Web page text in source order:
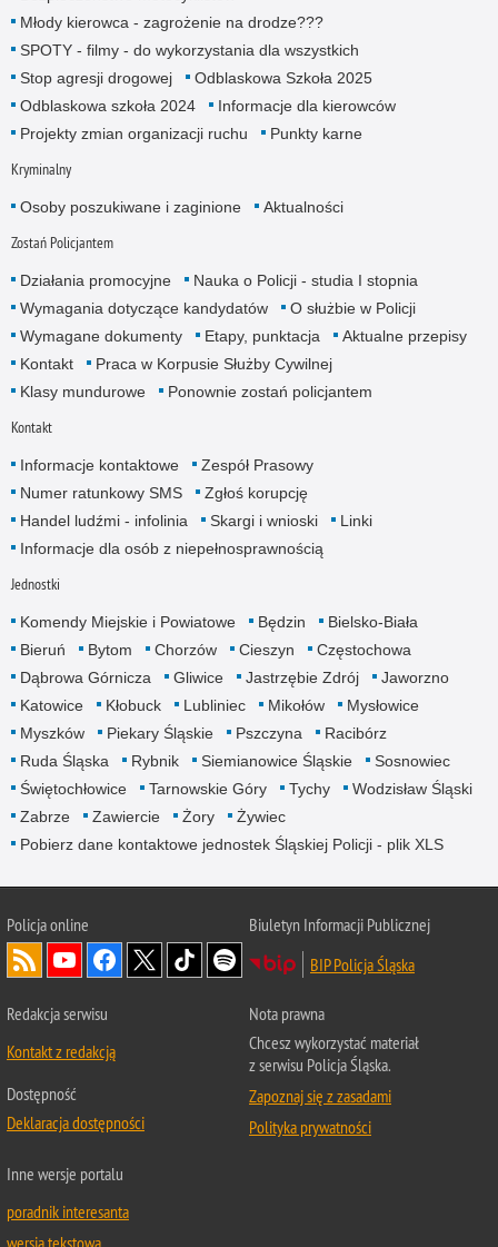
Młody kierowca - zagrożenie na drodze???
SPOTY - filmy - do wykorzystania dla wszystkich
Stop agresji drogowej
Odblaskowa Szkoła 2025
Odblaskowa szkoła 2024
Informacje dla kierowców
Projekty zmian organizacji ruchu
Punkty karne
Kryminalny
Osoby poszukiwane i zaginione Aktualności
Zostań Policjantem
Działania promocyjne
Nauka o Policji - studia I stopnia
Wymagania dotyczące kandydatów
O służbie w Policji
Wymagane dokumenty
Etapy, punktacja
Aktualne przepisy
Kontakt
Praca w Korpusie Służby Cywilnej
Klasy mundurowe
Ponownie zostań policjantem
Kontakt
Informacje kontaktowe
Zespół Prasowy
Numer ratunkowy SMS
Zgłoś korupcję
Handel ludźmi - infolinia
Skargi i wnioski
Linki
Informacje dla osób z niepełnosprawnością
Jednostki
Komendy Miejskie i Powiatowe Będzin
Bielsko-Biała
Bieruń
Bytom Chorzów Cieszyn
Częstochowa
Dąbrowa Górnicza
Gliwice Jastrzębie Zdrój
Jaworzno
Katowice
Kłobuck Lubliniec Mikołów
Mysłowice
Myszków
Piekary Śląskie Pszczyna
Racibórz
Ruda Śląska
Rybnik Siemianowice Śląskie
Sosnowiec
Świętochłowice
Tarnowskie Góry Tychy
Wodzisław Śląski
Zabrze
Zawiercie Żory
Żywiec
Pobierz dane kontaktowe jednostek Śląskiej Policji - plik XLS
Policja online
Biuletyn Informacji Publicznej
BIP Policja Śląska
Redakcja serwisu
Kontakt z redakcją
Dostępność
Deklaracja dostępności
Nota prawna
Chcesz wykorzystać materiał
z serwisu Policja Śląska.
Zapoznaj się z zasadami
Polityka prywatności
Inne wersje portalu
poradnik interesanta